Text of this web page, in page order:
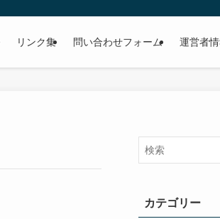
リンク集 問い合わせフォーム 運営者
カテゴリー